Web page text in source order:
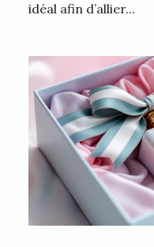
idéal afin d’allier...